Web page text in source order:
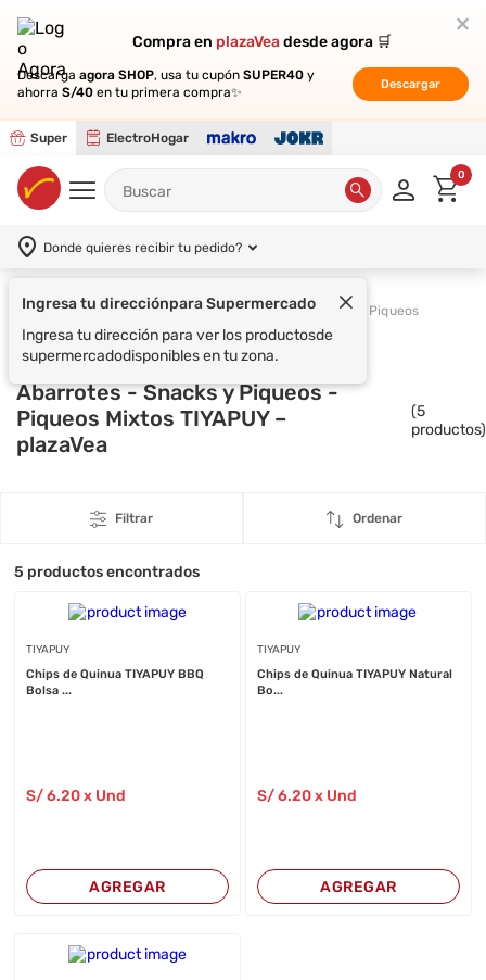
Compra en plazaVeadesde agora 🛒
Descarga agora SHOP, usa tu cupón SUPER40 y
ahorra S/40 en tu primera compra✨
Descargar
Super ElectroHogar
Compra en plazaVeadesde agora 🛒
Descarga agora SHOP, usa tu cupón SUPER40 y
ahorra S/40 en tu primera compra✨
Descargar
0
Donde quieres recibir tu pedido?
Ingresa tu direcciónpara Supermercado
Ingresa tu dirección para ver los productosde
supermercadodisponibles en tu zona.
Supermercado Abarrotes Snacks y Piqueos
Abarrotes - Snacks y Piqueos -
Piqueos Mixtos TIYAPUY –
plazaVea
(5
productos)
Filtrar Ordenar
5 productos encontrados
TIYAPUY
Chips de Quinua TIYAPUY BBQ
Bolsa ...
S/6.20 x Und
AGREGAR
TIYAPUY
Chips de Quinua TIYAPUY Natural
Bo...
S/6.20x Und
AGREGAR